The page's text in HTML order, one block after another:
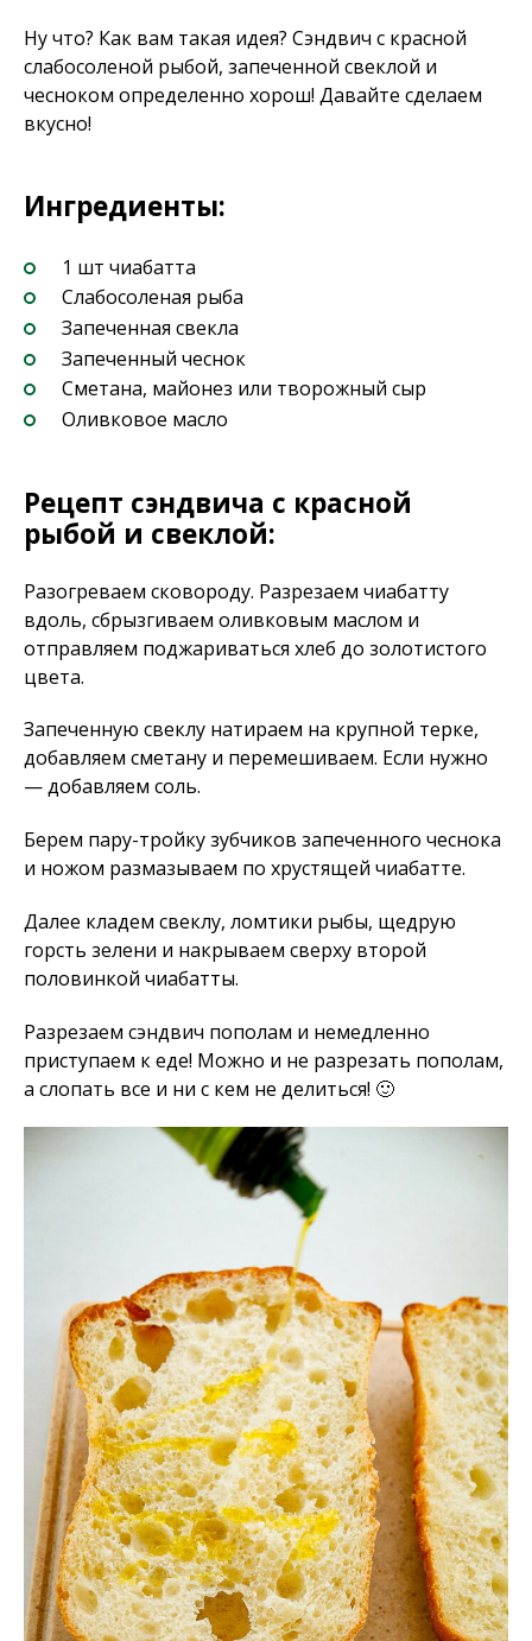
Ну что? Как вам такая идея? Сэндвич с красной
слабосоленой рыбой, запеченной свеклой и
чесноком определенно хорош! Давайте сделаем
вкусно!
Ингредиенты:
1 шт чиабатта
Слабосоленая рыба
Запеченная свекла
Запеченный чеснок
Сметана, майонез или творожный сыр
Оливковое масло
Рецепт сэндвича с красной
рыбой и свеклой:
Разогреваем сковороду. Разрезаем чиабатту
вдоль, сбрызгиваем оливковым маслом и
отправляем поджариваться хлеб до золотистого
цвета.
Запеченную свеклу натираем на крупной терке,
добавляем сметану и перемешиваем. Если нужно
— добавляем соль.
Берем пару-тройку зубчиков запеченного чеснока
и ножом размазываем по хрустящей чиабатте.
Далее кладем свеклу, ломтики рыбы, щедрую
горсть зелени и накрываем сверху второй
половинкой чиабатты.
Разрезаем сэндвич пополам и немедленно
приступаем к еде! Можно и не разрезать пополам,
а слопать все и ни с кем не делиться! 🙂